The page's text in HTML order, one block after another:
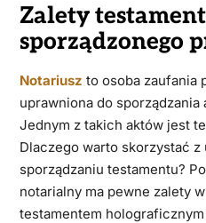
Zalety
sporządzonego
Notariusz to osoba zaufania
uprawniona do
Jednym z takich aktów jest
Dlaczego warto skorzystać z
sporządzaniu testamentu?
notarialny ma pewne zalety
testamentem